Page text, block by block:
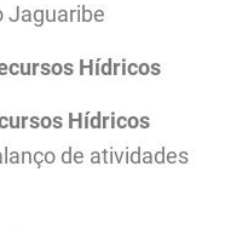
Jaguaribe
Hídricos
Hídricos
de atividades